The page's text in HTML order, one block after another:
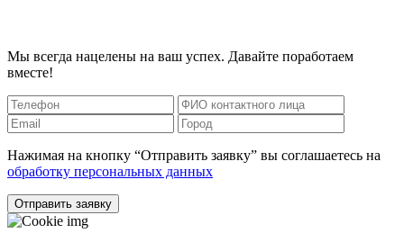
Мы всегда нацелены на ваш успех. Давайте поработаем
вместе!
Нажимая на кнопку “Отправить заявку” вы соглашаетесь на
обработку персональных данных
Отправить заявку